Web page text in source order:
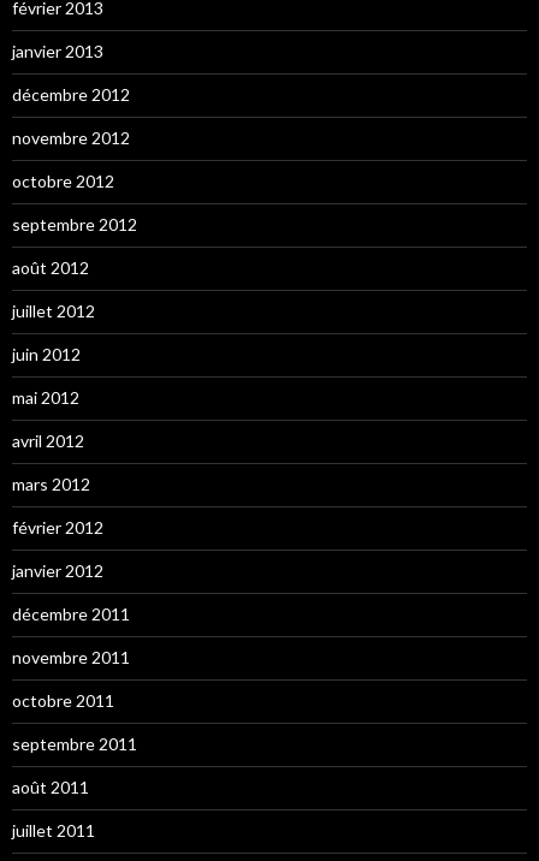
février 2013
janvier 2013
décembre 2012
novembre 2012
octobre 2012
septembre 2012
août 2012
juillet 2012
juin 2012
mai 2012
avril 2012
mars 2012
février 2012
janvier 2012
décembre 2011
novembre 2011
octobre 2011
septembre 2011
août 2011
juillet 2011